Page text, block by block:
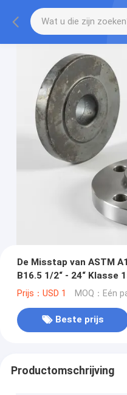
De Misstap van ASTM
B16.5 1/2“ - 24“ Klasse
Prijs：USD 1 MOQ：Eén
Beste prijs
Productomschrijving